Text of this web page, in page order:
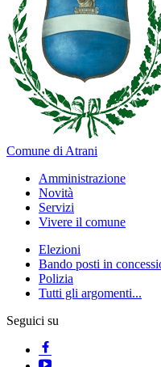
Comune di Atrani
Amministrazione
Novità
Servizi
Vivere il comune
Elezioni
Bando posti in
Polizia
Tutti gli argomenti...
Seguici su